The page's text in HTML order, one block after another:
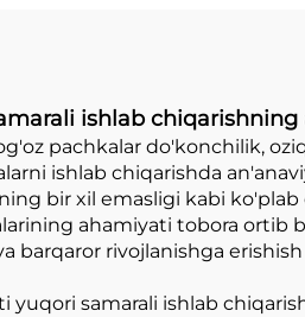
ishlab chiqarishning
pachkalar do'konchilik,
ishlab chiqarishda
bir xil emasligi kabi
ahamiyati tobora ortib
barqaror rivojlanishga
yuqori samarali ishlab